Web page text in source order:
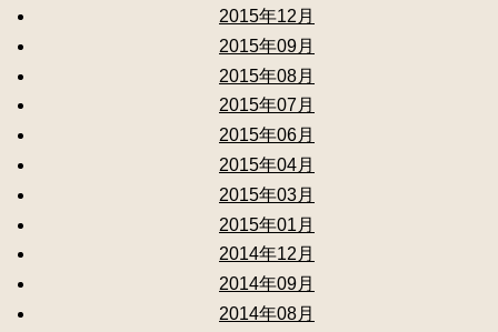
2015年12月
2015年09月
2015年08月
2015年07月
2015年06月
2015年04月
2015年03月
2015年01月
2014年12月
2014年09月
2014年08月